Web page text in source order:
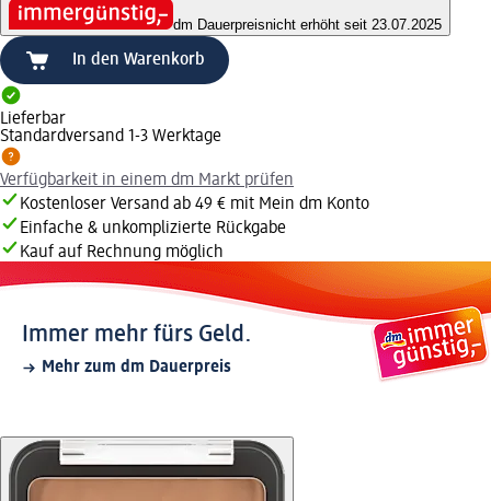
dm Dauerpreisnicht erhöht seit 23.07.2025
In den Warenkorb
Lieferbar
Standardversand 1-3 Werktage
Verfügbarkeit in einem dm Markt prüfen
Kostenloser Versand ab 49 € mit Mein dm Konto
Einfache & unkomplizierte Rückgabe
Kauf auf Rechnung möglich
Immer mehr fürs Geld.
Mehr zum dm Dauerpreis